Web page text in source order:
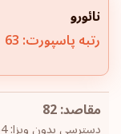
نائورو
رتبه پاسپورت: 63
مقاصد: 82